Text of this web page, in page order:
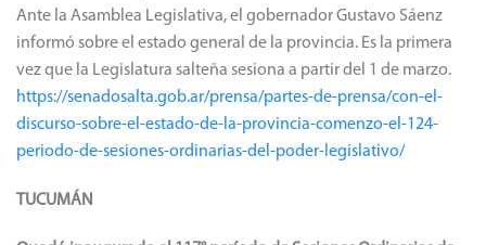
Ante la Asamblea Legislativa, el gobernador Gustavo Sáenz
informó sobre el estado general de la provincia. Es la primera
vez que la Legislatura salteña sesiona a partir del 1 de marzo.
https://senadosalta.gob.ar/prensa/partes-de-prensa/con-el-
discurso-sobre-el-estado-de-la-provincia-comenzo-el-124-
periodo-de-sesiones-ordinarias-del-poder-legislativo/
TUCUMÁN